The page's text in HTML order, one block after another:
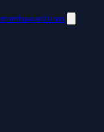
manhua.edu.vn